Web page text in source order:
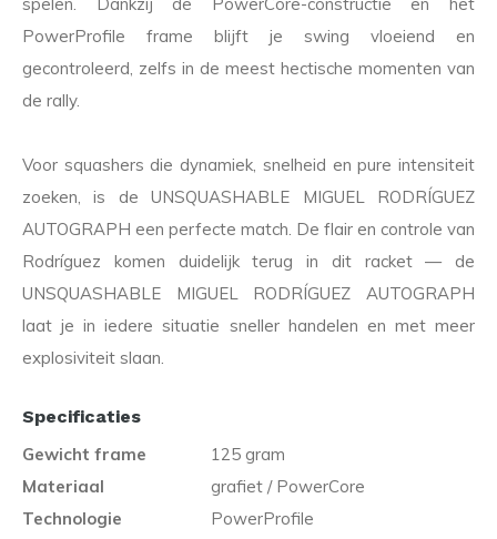
PowerProfile frame blijft je swing vloeiend en
gecontroleerd, zelfs in de meest hectische momenten van
de rally.
Voor squashers die dynamiek, snelheid en pure intensiteit
zoeken, is de UNSQUASHABLE MIGUEL RODRÍGUEZ
AUTOGRAPH een perfecte match. De flair en controle van
Rodríguez komen duidelijk terug in dit racket — de
UNSQUASHABLE MIGUEL RODRÍGUEZ AUTOGRAPH
laat je in iedere situatie sneller handelen en met meer
explosiviteit slaan.
Specificaties
Gewicht frame
125 gram
Materiaal
grafiet / PowerCore
Technologie
PowerProfile